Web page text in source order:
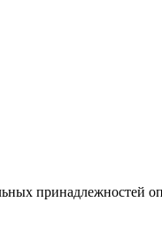
принадлежностей